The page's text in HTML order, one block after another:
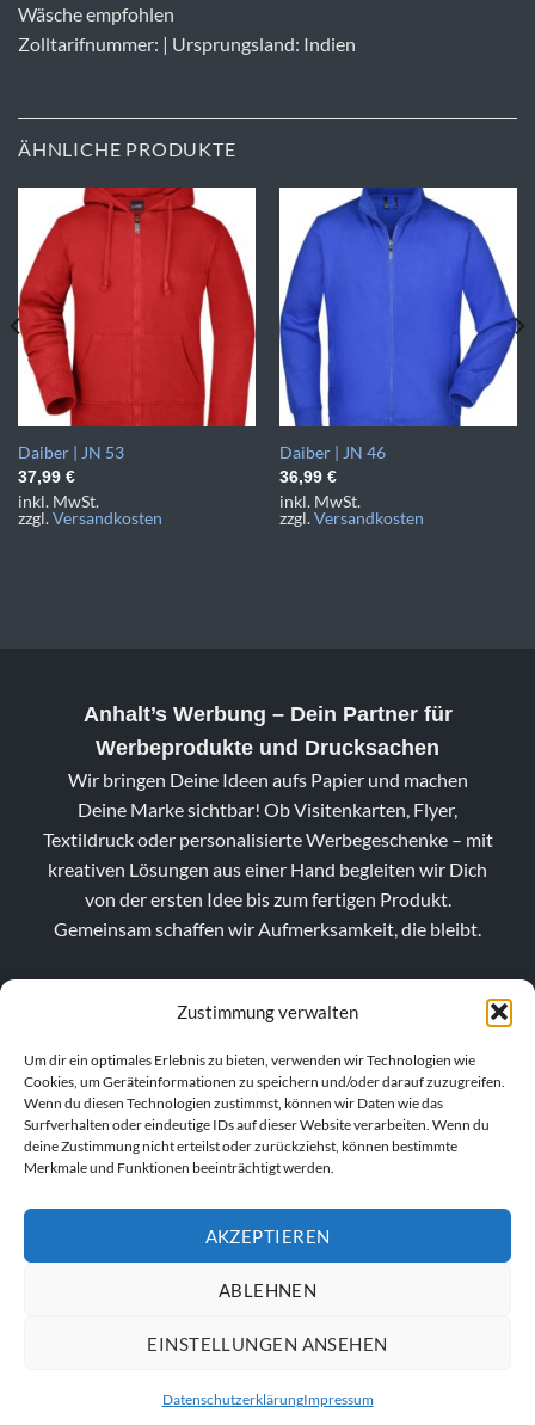
Zustimmung verwalten
Um dir ein optimales Erlebnis zu bieten, verwenden wir Technologien wie
Cookies, um Geräteinformationen zu speichern und/oder darauf zuzugreifen.
Wenn du diesen Technologien zustimmst, können wir Daten wie das
Surfverhalten oder eindeutige IDs auf dieser Website verarbeiten. Wenn du
deine Zustimmung nicht erteilst oder zurückziehst, können bestimmte
Merkmale und Funktionen beeinträchtigt werden.
AKZEPTIEREN
ABLEHNEN
EINSTELLUNGEN ANSEHEN
DatenschutzerklärungImpressum
Wäsche empfohlen
Zolltarifnummer: | Ursprungsland: Indien
ÄHNLICHE PRODUKTE
Daiber | JN 53
37,99 €
inkl. MwSt.
zzgl.Versandkosten
Daiber | JN 46
36,99 €
inkl. MwSt.
zzgl.Versandkosten
Anhalt’s Werbung – Dein Partner für
Werbeprodukte und Drucksachen
Wir bringen Deine Ideen aufs Papier und machen
Deine Marke sichtbar! Ob Visitenkarten, Flyer,
Textildruck oder personalisierte Werbegeschenke – mit
kreativen Lösungen aus einer Hand begleiten wir Dich
von der ersten Idee bis zum fertigen Produkt.
Gemeinsam schaffen wir Aufmerksamkeit, die bleibt.
© 2026Anhalt´s Werbung